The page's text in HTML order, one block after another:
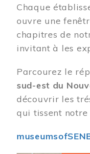
Chaque
ouvre une
chapitres de
invitant à les
Parcourez le
sud-est du
découvrir les
qui tissent notre